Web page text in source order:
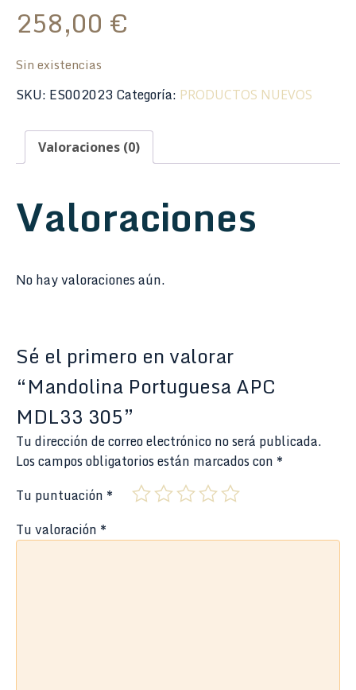
258,00 €
Sin existencias
SKU: ES002023Categoría: PRODUCTOS NUEVOS
Valoraciones (0)
Valoraciones
No hay valoraciones aún.
Sé el primero en valorar
“Mandolina Portuguesa APC
MDL33 305”
Tu dirección de correo electrónico no será publicada.
Los campos obligatorios están marcados con *
Tu puntuación *
Tu valoración *